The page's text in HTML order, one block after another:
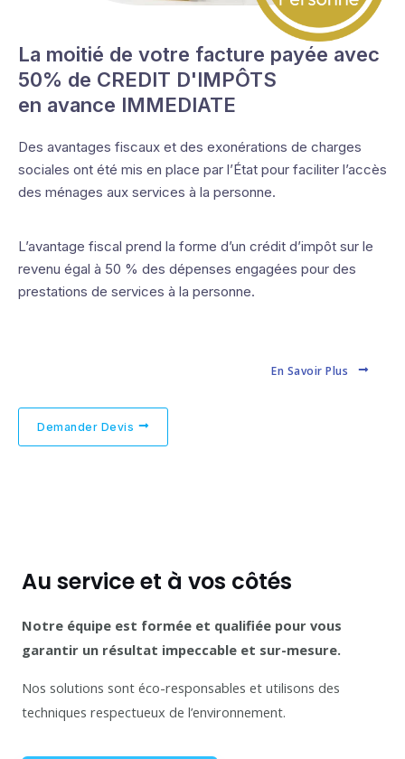
La moitié de votre facture payée avec
50% de CREDIT D'IMPÔTS
en avance IMMEDIATE
Des avantages fiscaux et des exonérations de charges
sociales ont été mis en place par l’État pour faciliter l’accès
des ménages aux services à la personne.
L’avantage fiscal prend la forme d’un crédit d’impôt sur le
revenu égal à 50 % des dépenses engagées pour des
prestations de services à la personne.
En Savoir Plus
Demander Devis
Au service et à vos côtés
Notre équipe est formée et qualifiée pour vous
garantir un résultat impeccable et sur-mesure.
Nos solutions sont éco-responsables et utilisons des
techniques respectueux de l’environnement.